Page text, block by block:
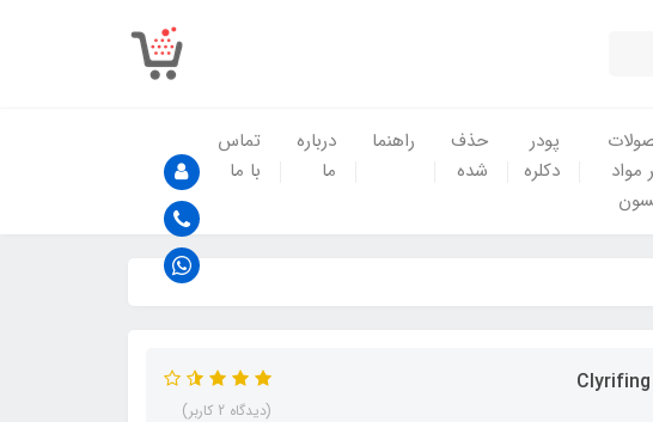
مواد
پودر
دکلره
حذف
شده
راهنما
درباره
ما
تماس
با ما
(دیدگاه 2 کاربر)